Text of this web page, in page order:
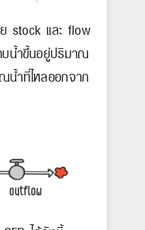
stock และ flow
บน้ำขึ้นอยู่ปริมาณ
น้ำที่ไหลออกจาก